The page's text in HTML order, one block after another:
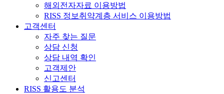
해외전자자료 이용방법
RISS 정보취약계층 서비스 이용방법
고객센터
자주 찾는 질문
상담 신청
상담 내역 확인
고객제안
신고센터
RISS 활용도 분석